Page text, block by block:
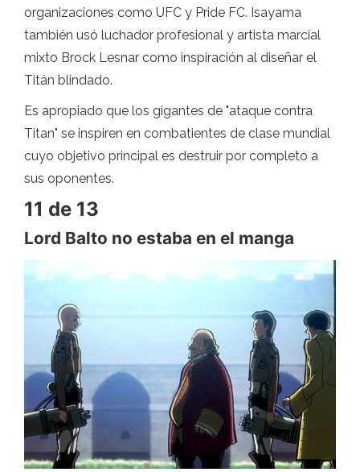
organizaciones como UFC y Pride FC. Isayama
también usó luchador profesional y artista marcial
mixto Brock Lesnar como inspiración al diseñar el
Titán blindado.
Es apropiado que los gigantes de "ataque contra
Titan" se inspiren en combatientes de clase mundial
cuyo objetivo principal es destruir por completo a
sus oponentes.
11 de 13
Lord Balto no estaba en el manga